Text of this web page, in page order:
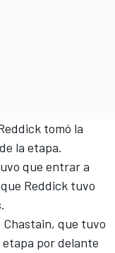
tomó la
la etapa.
que entrar a
Reddick tuvo
que tuvo
por delante